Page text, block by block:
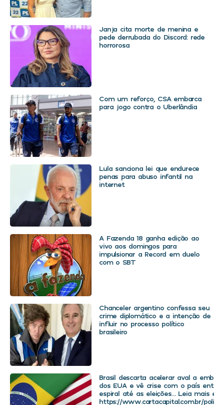
Janja cita morte de menina e
pede derrubada do Discord: rede
horrorosa
Com um reforço, CSA embarca
para jogo contra o Uberlândia
Lula sanciona lei que endurece
penas para abuso infantil na
internet
A Fazenda 18 ganha edição ao
vivo aos domingos para
impulsionar a Record em duelo
com o SBT
Chanceler argentino confessa seu
crime diplomático e a intenção de
influir no processo político
brasileiro
Brasil descarta acelerar aval a
dos EUA e vê crise com o país
espiral até as eleições… Leia mais em
https://www.cartacapital.com.br/